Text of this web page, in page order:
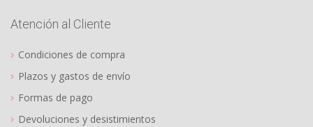
Atención al Cliente
Condiciones de compra
Plazos y gastos de envío
Formas de pago
Devoluciones y desistimientos